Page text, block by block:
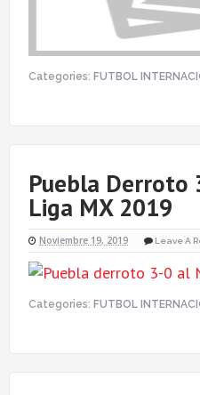
Categories: FUTBOL
Puebla Derroto
Liga MX 2019
Noviembre 19, 2019 Leave A
Categories: FUTBOL